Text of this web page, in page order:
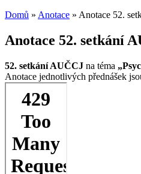
Domů » Anotace » Anotace 52.
Anotace 52. setkání
52. setkání AUČCJ na téma
Anotace jednotlivých přednášek
Skip
content